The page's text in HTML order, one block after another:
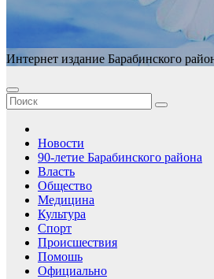
Интернет издание Барабинского
Новости
90-летие Барабинского района
Власть
Общество
Медицина
Культура
Спорт
Происшествия
Помошь
Официально